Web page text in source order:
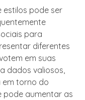
estilos pode ser
para
diferentes
em suas
dados valiosos,
em torno do
pode aumentar as